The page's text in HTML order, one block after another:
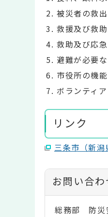
被災者の救
救援及び救
救助及び応
避難が必要
市役所の機
ボランティ
リンク
三条市（新潟
お問い合わ
総務部 防災